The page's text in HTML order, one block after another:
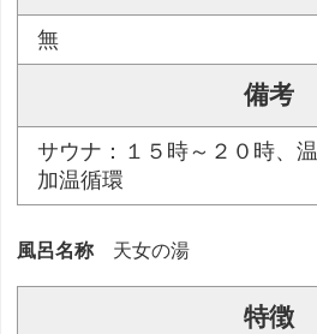
無
備考
サウナ：１５時～２０時、
加温循環
風呂名称 天女の湯
特徴